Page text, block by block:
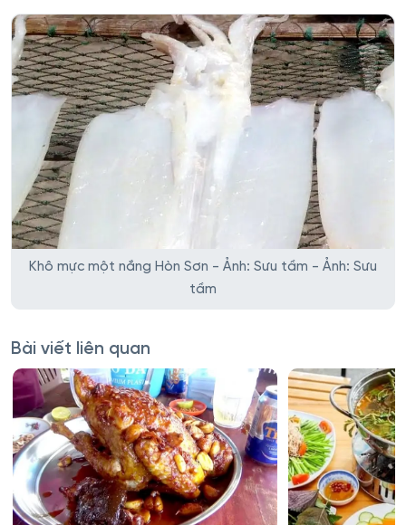
Khô mực một nắng Hòn Sơn - Ảnh: Sưu tầm - Ảnh: Sưu
tầm
Bài viết liên quan